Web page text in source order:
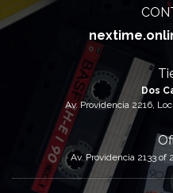
Dos
Av. Providencia 2216,
Av. Providencia 2133 of